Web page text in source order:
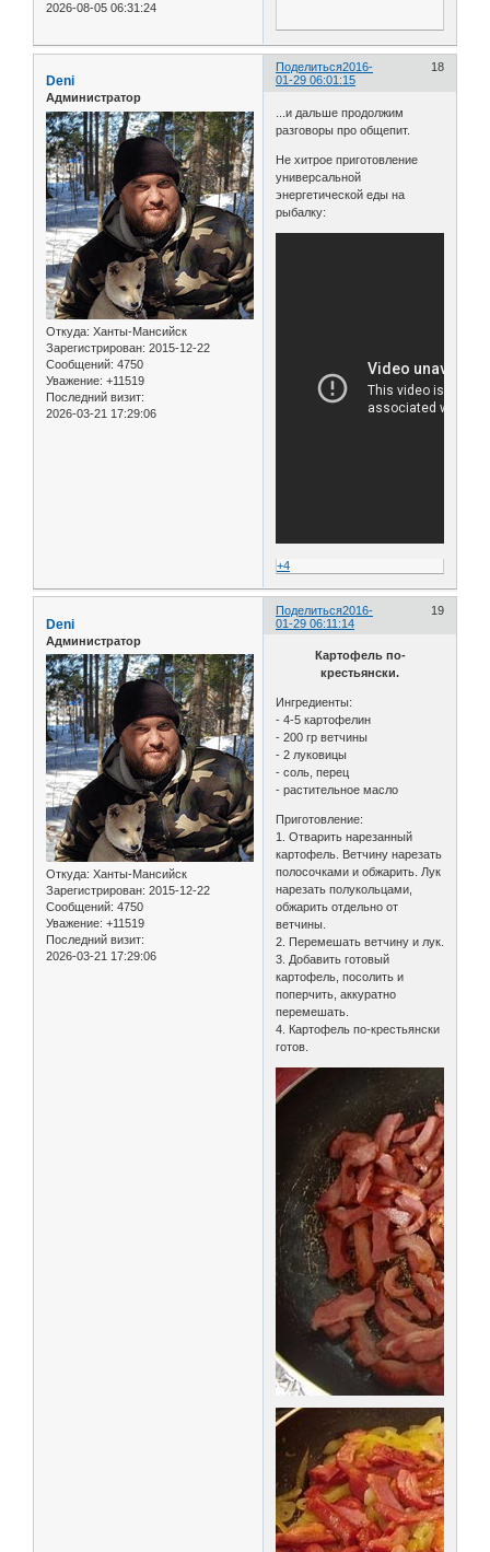
2026-08-05 06:31:24
Поделиться 18
2016-
01-29 06:01:15
Deni
Администратор
Откуда: Ханты-Мансийск
Зарегистрирован: 2015-12-22
Сообщений: 4750
Уважение: +11519
Последний визит:
2026-03-21 17:29:06
...и дальше продолжим
разговоры про общепит.
Не хитрое приготовление
универсальной
энергетической еды на
рыбалку:
+4
Поделиться 19
2016-
01-29 06:11:14
Deni
Администратор
Откуда: Ханты-Мансийск
Зарегистрирован: 2015-12-22
Сообщений: 4750
Уважение: +11519
Последний визит:
2026-03-21 17:29:06
Картофель по-
крестьянски.
Ингредиенты:
- 4-5 картофелин
- 200 гр ветчины
- 2 луковицы
- соль, перец
- растительное масло
Приготовление:
1. Отварить нарезанный
картофель. Ветчину нарезать
полосочками и обжарить. Лук
нарезать полукольцами,
обжарить отдельно от
ветчины.
2. Перемешать ветчину и лук.
3. Добавить готовый
картофель, посолить и
поперчить, аккуратно
перемешать.
4. Картофель по-крестьянски
готов.